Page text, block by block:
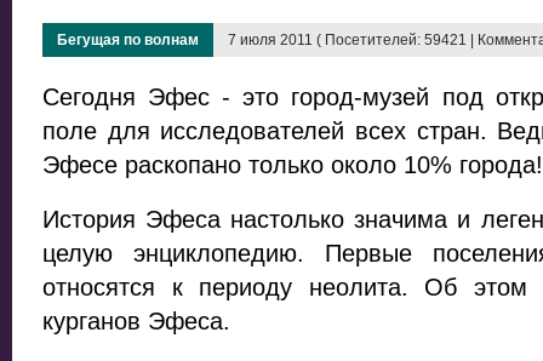
Бегущая по волнам 7 июля 2011 ( Посетителей: 59421 |
Сегодня Эфес - это город-музей под
поле для исследователей всех стран.
Эфесе раскопано только около 10% города!
История Эфеса настолько значима и
целую энциклопедию. Первые
относятся к периоду неолита. Об этом
курганов Эфеса.